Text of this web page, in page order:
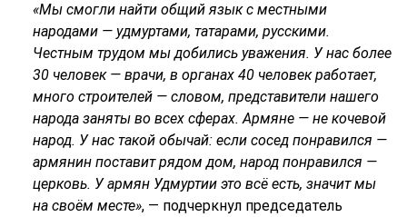
«Мы смогли найти общий язык с местными
народами — удмуртами, татарами, русскими.
Честным трудом мы добились уважения. У нас более
30 человек — врачи, в органах 40 человек работает,
много строителей — словом, представители нашего
народа заняты во всех сферах. Армяне — не кочевой
народ. У нас такой обычай: если сосед понравился —
армянин поставит рядом дом, народ понравился —
церковь. У армян Удмуртии это всё есть, значит мы
на своём месте», — подчеркнул председатель